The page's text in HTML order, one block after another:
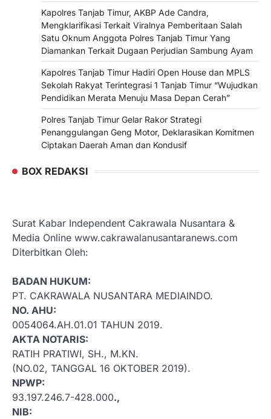
Kapolres Tanjab Timur, AKBP Ade Candra,
Mengklarifikasi Terkait Viralnya Pemberitaan Salah
Satu Oknum Anggota Polres Tanjab Timur Yang
Diamankan Terkait Dugaan Perjudian Sambung Ayam
Kapolres Tanjab Timur Hadiri Open House dan MPLS
Sekolah Rakyat Terintegrasi 1 Tanjab Timur “Wujudkan
Pendidikan Merata Menuju Masa Depan Cerah”
Polres Tanjab Timur Gelar Rakor Strategi
Penanggulangan Geng Motor, Deklarasikan Komitmen
Ciptakan Daerah Aman dan Kondusif
BOX REDAKSI
Surat Kabar Independent Cakrawala Nusantara &
Media Online www.cakrawalanusantaranews.com
Diterbitkan Oleh:
BADAN HUKUM:
PT. CAKRAWALA NUSANTARA MEDIAINDO.
NO. AHU:
0054064.AH.01.01 TAHUN 2019.
AKTA NOTARIS:
RATIH PRATIWI, SH., M.KN.
(NO.02, TANGGAL 16 OKTOBER 2019).
NPWP:
93.197.246.7-428.000.,
NIB: